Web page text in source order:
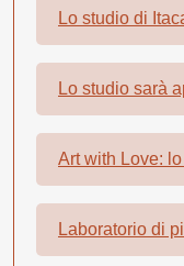
Lo studio di
Lo studio sarà
Art with Love:
Laboratorio di